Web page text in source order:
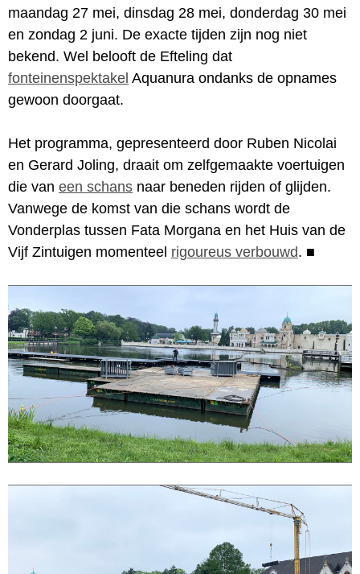
maandag 27 mei, dinsdag 28 mei, donderdag 30 mei
en zondag 2 juni. De exacte tijden zijn nog niet
bekend. Wel belooft de Efteling dat
fonteinenspektakel Aquanura ondanks de opnames
gewoon doorgaat.
Het programma, gepresenteerd door Ruben Nicolai
en Gerard Joling, draait om zelfgemaakte voertuigen
die van een schans naar beneden rijden of glijden.
Vanwege de komst van die schans wordt de
Vonderplas tussen Fata Morgana en het Huis van de
Vijf Zintuigen momenteel rigoureus verbouwd. ■